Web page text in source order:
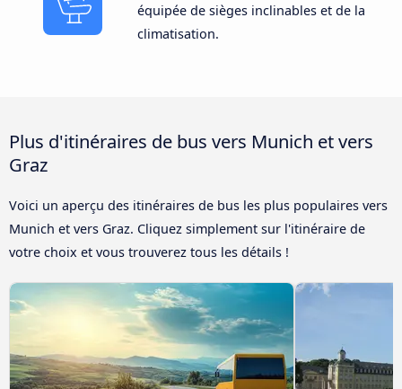
équipée de sièges inclinables et de la
climatisation.
Plus d'itinéraires de bus vers Munich et vers
Graz
Voici un aperçu des itinéraires de bus les plus populaires vers
Munich et vers Graz. Cliquez simplement sur l'itinéraire de
votre choix et vous trouverez tous les détails !